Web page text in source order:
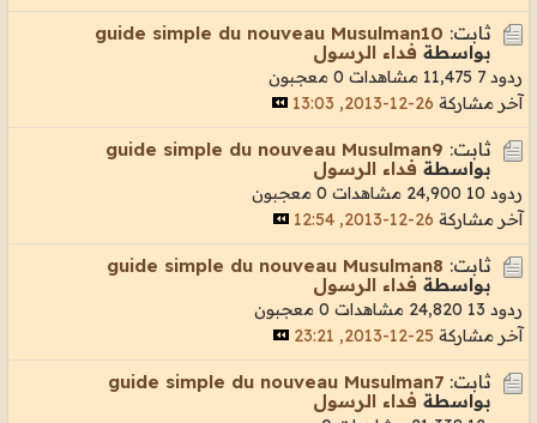
ثابت: guide simple du nouveau Musulman10
بواسطة فداء الرسول
ردود 7 11,475 مشاهدات
0 معجبون
آخر مشاركة 26-12-2013, 13:03
ثابت: guide simple du nouveau Musulman9
بواسطة فداء الرسول
ردود 10 24,900 مشاهدات
0 معجبون
آخر مشاركة 26-12-2013, 12:54
ثابت: guide simple du nouveau Musulman8
بواسطة فداء الرسول
ردود 13 24,820 مشاهدات
0 معجبون
آخر مشاركة 25-12-2013, 23:21
ثابت: guide simple du nouveau Musulman7
بواسطة فداء الرسول